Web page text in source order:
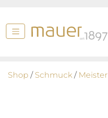
Shop / Schmuck / Meister